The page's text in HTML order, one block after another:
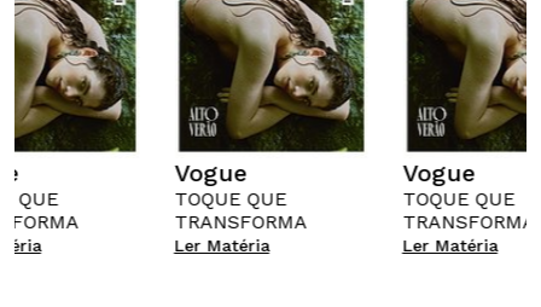
QUE
Vogue
TOQUE QUE
TRANSFORMA
Ler Matéria
Vogue
TOQUE QUE
TRANSFORMA
Ler Matéria